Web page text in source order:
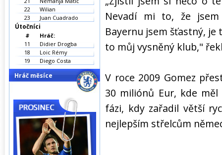
Nevadí mi to, že
Bayernu jsem šťastný, je
to můj vysněný klub,"
V roce 2009 Gomez
30 miliónů Eur, kde
fázi, kdy zařadil větší
nejlepším střelcům
22
Wilian
23
Juan Cuadrado
Útočníci
#
Hráč:
11
Didier Drogba
18
Loic Rémy
19
Diego Costa
Hráč měsíce